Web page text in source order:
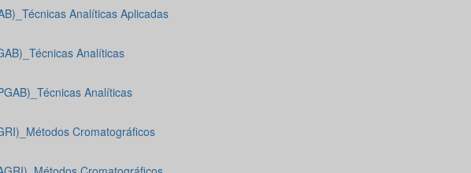
Analíticas Aplicadas
Analíticas
Analíticas
Cromatográficos